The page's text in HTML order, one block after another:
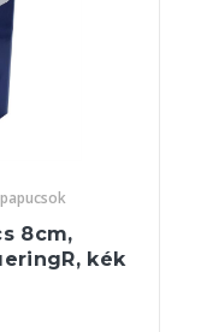
8cm,
kék